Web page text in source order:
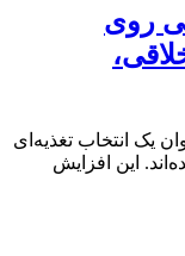
روی
یک انتخاب تغذیه‌ای
این افزایش